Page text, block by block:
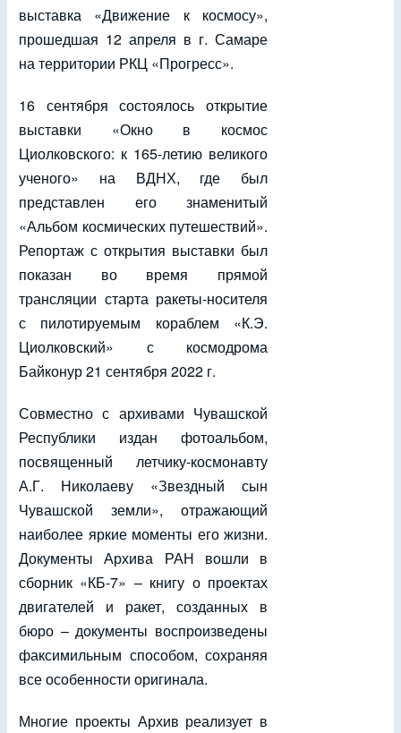
выставка «Движение к космосу»,
прошедшая 12 апреля в г. Самаре
на территории РКЦ «Прогресс».
16 сентября состоялось открытие
выставки «Окно в космос
Циолковского: к 165-летию великого
ученого» на ВДНХ, где был
представлен его знаменитый
«Альбом космических путешествий».
Репортаж с открытия выставки был
показан во время прямой
трансляции старта ракеты-носителя
с пилотируемым кораблем «К.Э.
Циолковский» с космодрома
Байконур 21 сентября 2022 г.
Совместно с архивами Чувашской
Республики издан фотоальбом,
посвященный летчику-космонавту
А.Г. Николаеву «Звездный сын
Чувашской земли», отражающий
наиболее яркие моменты его жизни.
Документы Архива РАН вошли в
сборник «КБ-7» – книгу о проектах
двигателей и ракет, созданных в
бюро – документы воспроизведены
факсимильным способом, сохраняя
все особенности оригинала.
Многие проекты Архив реализует в